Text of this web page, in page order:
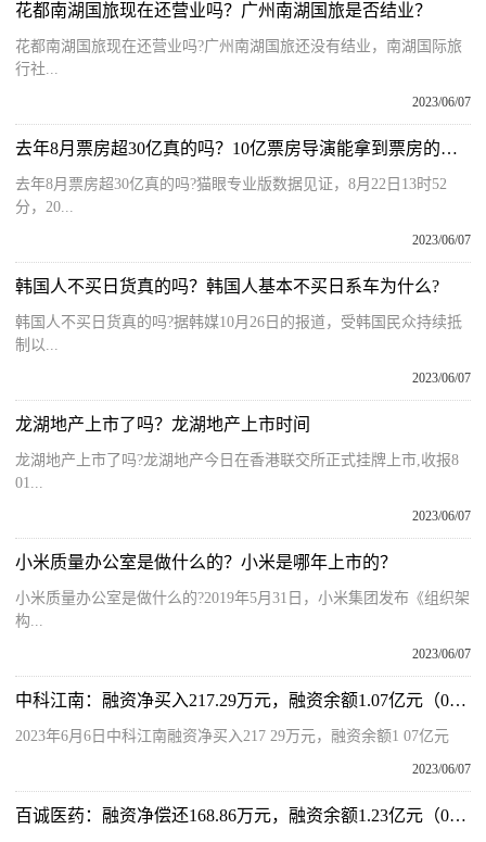
花都南湖国旅现在还营业吗？广州南湖国旅是否结业？
花都南湖国旅现在还营业吗?广州南湖国旅还没有结业，南湖国际旅
行社...
2023/06/07
去年8月票房超30亿真的吗？10亿票房导演能拿到票房的多少？
去年8月票房超30亿真的吗?猫眼专业版数据见证，8月22日13时52
分，20...
2023/06/07
韩国人不买日货真的吗？韩国人基本不买日系车为什么?
韩国人不买日货真的吗?据韩媒10月26日的报道，受韩国民众持续抵
制以...
2023/06/07
龙湖地产上市了吗？龙湖地产上市时间
龙湖地产上市了吗?龙湖地产今日在香港联交所正式挂牌上市,收报8
01...
2023/06/07
小米质量办公室是做什么的？小米是哪年上市的？
小米质量办公室是做什么的?2019年5月31日，小米集团发布《组织架
构...
2023/06/07
中科江南：融资净买入217.29万元，融资余额1.07亿元（06-06）_环球今头条
2023年6月6日中科江南融资净买入217 29万元，融资余额1 07亿元
2023/06/07
百诚医药：融资净偿还168.86万元，融资余额1.23亿元（06-06）_世界速讯